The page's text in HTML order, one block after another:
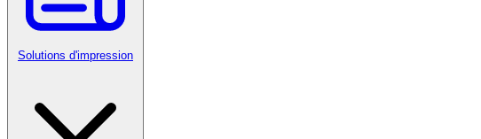
Solutions d'impression